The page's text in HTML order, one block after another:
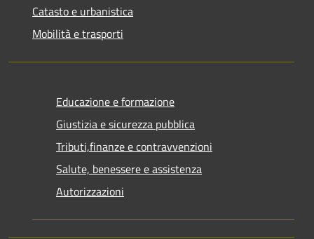
Catasto e urbanistica
Mobilità e trasporti
Educazione e formazione
Giustizia e sicurezza pubblica
Tributi,finanze e contravvenzioni
Salute, benessere e assistenza
Autorizzazioni